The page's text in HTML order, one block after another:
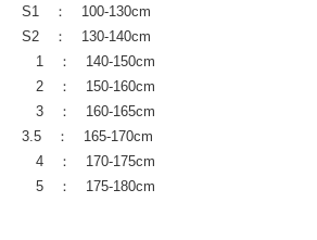
S1 ： 100-130cm
S2 ： 130-140cm
1 ： 140-150cm
2 ： 150-160cm
3 ： 160-165cm
3.5 ： 165-170cm
4 ： 170-175cm
5 ： 175-180cm